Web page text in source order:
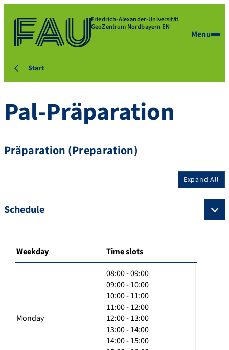
Friedrich-Alexander-Universität
GeoZentrum Nordbayern EN
Menu
Start
Pal-Präparation
Präparation (Preparation)
Expand All
Schedule
Weekday Time slots
Monday
08:00 - 09:00
09:00 - 10:00
10:00 - 11:00
11:00 - 12:00
12:00 - 13:00
13:00 - 14:00
14:00 - 15:00